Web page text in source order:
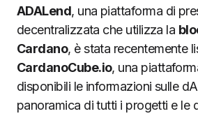
ADALend, una piattaforma di
decentralizzata che utilizza la
Cardano, è stata recentemente
CardanoCube.io, una
disponibili le informazioni sulle
panoramica di tutti i progetti e le